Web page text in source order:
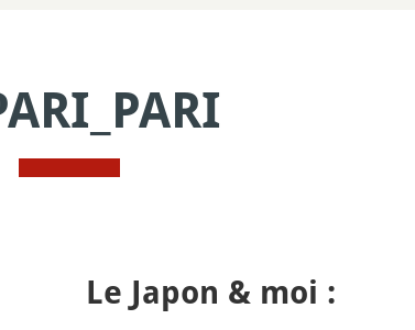
Le Japon & moi :